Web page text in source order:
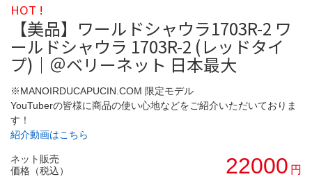
HOT !
【美品】ワールドシャウラ1703R-2 ワ
ールドシャウラ 1703R-2 (レッドタイ
プ)｜＠ベリーネット 日本最大
※MANOIRDUCAPUCIN.COM 限定モデル
YouTuberの皆様に商品の使い心地などをご紹介いただいておりま
す！
紹介動画はこちら
ネット販売
価格（税込）
22000 円